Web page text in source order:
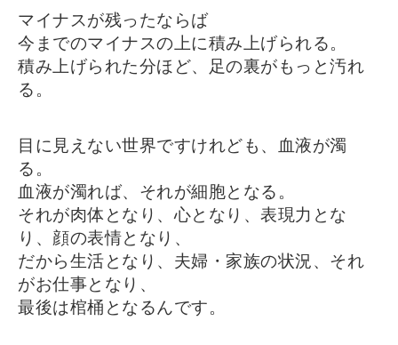
マイナスが残ったならば
今までのマイナスの上に積み上げられる。
積み上げられた分ほど、足の裏がもっと汚れ
る。
目に見えない世界ですけれども、血液が濁
る。
血液が濁れば、それが細胞となる。
それが肉体となり、心となり、表現力とな
り、顔の表情となり、
だから生活となり、夫婦・家族の状況、それ
がお仕事となり、
最後は棺桶となるんです。